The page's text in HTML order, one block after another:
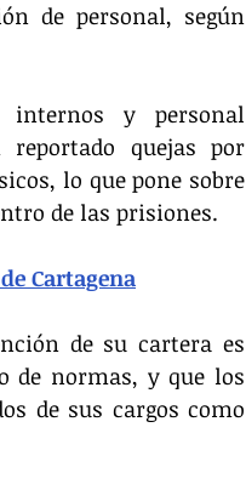
de personal, según
internos y personal
quejas por
lo que pone sobre
de las prisiones.
Cartagena
de su cartera es
de normas, y que los
de sus cargos como